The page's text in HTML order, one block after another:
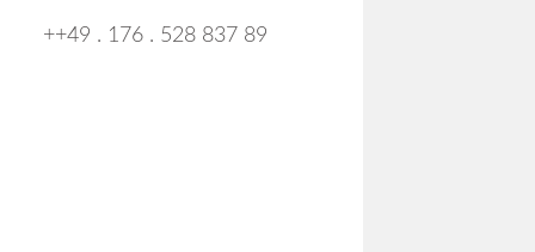
++49 . 176 . 528 837 89